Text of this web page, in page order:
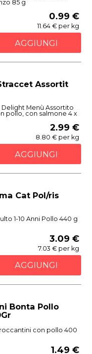
85 g
0.99 €
11.64 € per kg
AGGIUNGI
Assortit
Delight Menù Assortito
pollo, con salmone 4 x
2.99 €
8.80 € per kg
AGGIUNGI
Cat Pol/ris
1-10 Anni Pollo 440 g
3.09 €
7.03 € per kg
AGGIUNGI
Bonta Pollo
con pollo 400
1.49 €